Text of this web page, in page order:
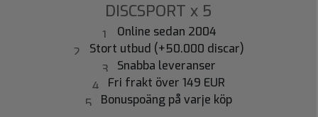
DISCSPORT x 5
Online sedan 2004
Stort utbud (+50.000 discar)
Snabba leveranser
Fri frakt över 149 EUR
Bonuspoäng på varje köp